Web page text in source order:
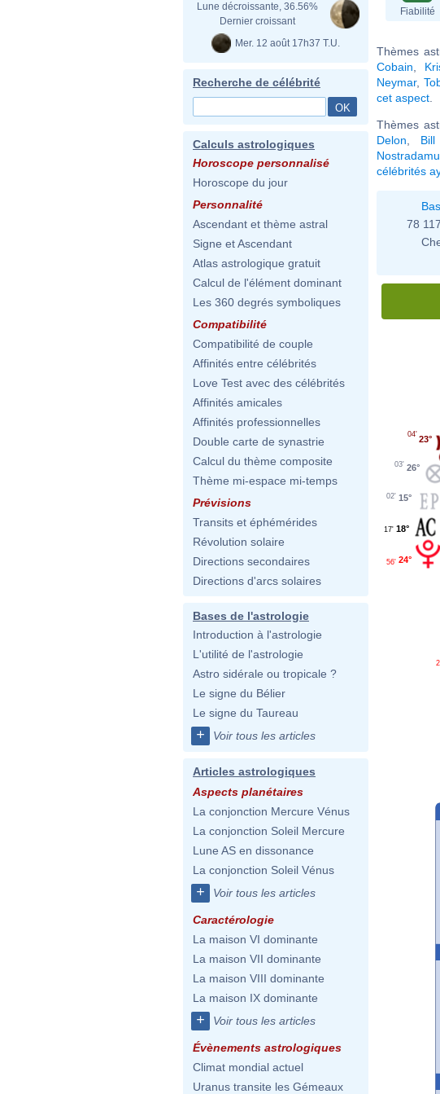
Lune décroissante, 36.56%
Dernier croissant
Mer. 12 août 17h37 T.U.
Recherche de célébrité
Calculs astrologiques
Horoscope personnalisé
Horoscope du jour
Personnalité
Ascendant et thème astral
Signe et Ascendant
Atlas astrologique gratuit
Calcul de l'élément dominant
Les 360 degrés symboliques
Compatibilité
Compatibilité de couple
Affinités entre célébrités
Love Test avec des célébrités
Affinités amicales
Affinités professionnelles
Double carte de synastrie
Calcul du thème composite
Thème mi-espace mi-temps
Prévisions
Transits et éphémérides
Révolution solaire
Directions secondaires
Directions d'arcs solaires
Bases de l'astrologie
Introduction à l'astrologie
L'utilité de l'astrologie
Astro sidérale ou tropicale ?
Le signe du Bélier
Le signe du Taureau
+ Voir tous les articles
Articles astrologiques
Aspects planétaires
La conjonction Mercure Vénus
La conjonction Soleil Mercure
Lune AS en dissonance
La conjonction Soleil Vénus
+ Voir tous les articles
Caractérologie
La maison VI dominante
La maison VII dominante
La maison VIII dominante
La maison IX dominante
+ Voir tous les articles
Évènements astrologiques
Climat mondial actuel
Uranus transite les Gémeaux
Fiabilité
Thèmes
Cobain
Neymar,
cet aspect
Thèmes
Delon
célébrités
78
23°
04'
26°
03'
15°
02'
18°
17'
24°
56'